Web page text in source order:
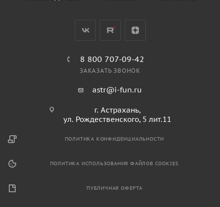
8 800 707-09-42
ЗАКАЗАТЬ ЗВОНОК
astr@i-fun.ru
г. Астрахань,
ул. Рождественского, 5 лит.11
ПОЛИТИКА КОНФИДЕНЦИАЛЬНОСТИ
ПОЛИТИКА ИСПОЛЬЗОВАНИЯ ФАЙЛОВ COOKIES
ПУБЛИЧНАЯ ОФЕРТА